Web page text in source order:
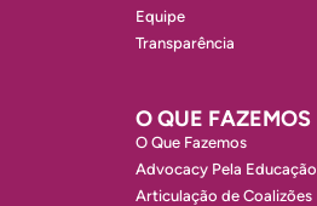
Equipe
Transparência
O QUE FAZEMOS
O Que Fazemos
Advocacy Pela Educação
Articulação de Coalizões